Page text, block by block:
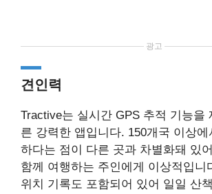
광고
견인력
Tractive는 실시간 GPS 추적 기능을
른 강력한 앱입니다. 150개국 이상
하다는 점이 다른 곳과 차별화돼 있
함께 여행하는 주인에게 이상적입니
위치 기록도 포함되어 있어 일일 산